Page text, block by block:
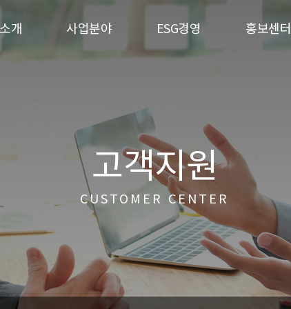
개 사업분야 ESG경영 홍보센터
고객지원
CUSTOMER CENTER